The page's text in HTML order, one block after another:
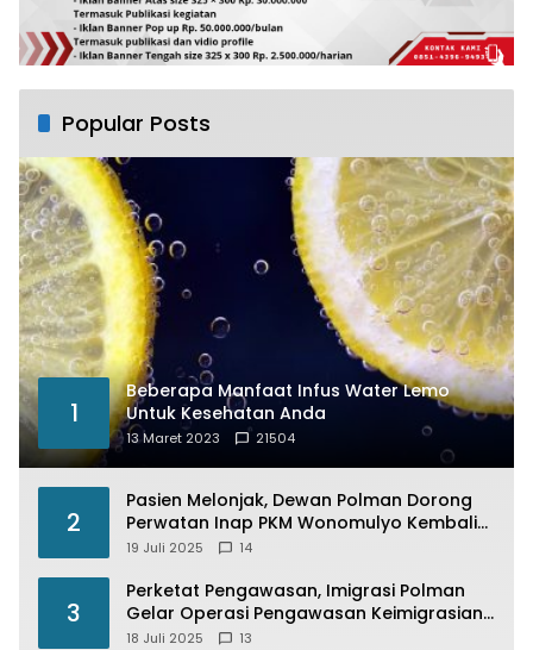
Popular Posts
1
Beberapa Manfaat Infus Water Lemo
Untuk Kesehatan Anda
13 Maret 2023 21504
2
Pasien Melonjak, Dewan Polman Dorong
Perwatan Inap PKM Wonomulyo Kembali
di Fungsikan
19 Juli 2025 14
3
Perketat Pengawasan, Imigrasi Polman
Gelar Operasi Pengawasan Keimigrasian
“Wirawaspada” Serentak disemua Daerah
18 Juli 2025 13